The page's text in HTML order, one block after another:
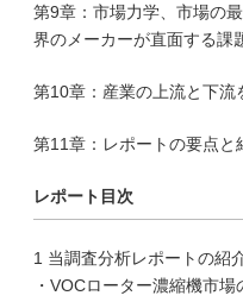
第9章：市場力学、市場の
界のメーカーが直面する課
第10章：産業の上流と下
第11章：レポートの要点と
レポート目次
1 当調査分析レポートの紹
・VOCローター濃縮機市場